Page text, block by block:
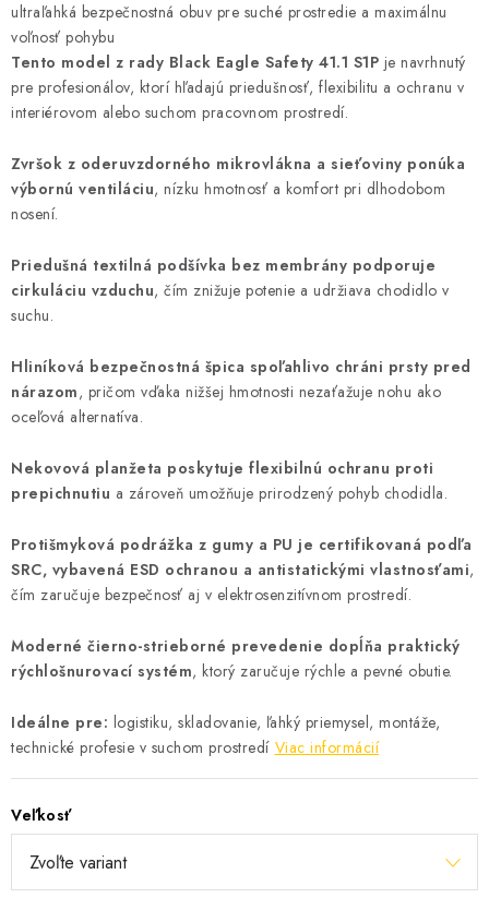
ultraľahká bezpečnostná obuv pre suché prostredie a maximálnu
voľnosť pohybu
Tento model z rady Black Eagle Safety 41.1 S1P je navrhnutý
pre profesionálov, ktorí hľadajú priedušnosť, flexibilitu a ochranu v
interiérovom alebo suchom pracovnom prostredí.
Zvršok z oderuvzdorného mikrovlákna a sieťoviny ponúka
výbornú ventiláciu, nízku hmotnosť a komfort pri dlhodobom
nosení.
Priedušná textilná podšívka bez membrány podporuje
cirkuláciu vzduchu, čím znižuje potenie a udržiava chodidlo v
suchu.
Hliníková bezpečnostná špica spoľahlivo chráni prsty pred
nárazom, pričom vďaka nižšej hmotnosti nezaťažuje nohu ako
oceľová alternatíva.
Nekovová planžeta poskytuje flexibilnú ochranu proti
prepichnutiu a zároveň umožňuje prirodzený pohyb chodidla.
Protišmyková podrážka z gumy a PU je certifikovaná podľa
SRC, vybavená ESD ochranou a antistatickými vlastnosťami,
čím zaručuje bezpečnosť aj v elektrosenzitívnom prostredí.
Moderné čierno-strieborné prevedenie dopĺňa praktický
rýchlošnurovací systém, ktorý zaručuje rýchle a pevné obutie.
Ideálne pre: logistiku, skladovanie, ľahký priemysel, montáže,
technické profesie v suchom prostredí Viac informácií
Veľkosť